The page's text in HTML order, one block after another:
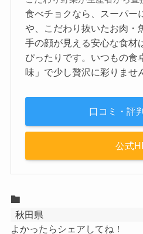
食べチョクなら、スーパー
や、こだわり抜いたお肉・
手の顔が見える安心な食材
ぴったりです。いつもの食
味」で少し贅沢に彩りませ
口コミ・評
公式
秋田県
よかったらシェアしてね！